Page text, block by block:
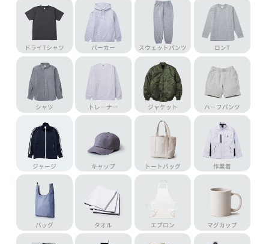
ビッグシルエット キッズTシャツ ポロシャツ
ドライTシャツ スウェットパンツ